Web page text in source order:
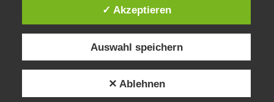
✓ Akzeptieren
Auswahl speichern
✕ Ablehnen